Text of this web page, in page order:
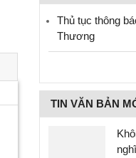
Thủ tục thông
Thương
TIN VĂN BẢN